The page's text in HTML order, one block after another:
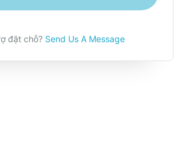
đặt chỗ? Send Us A Message